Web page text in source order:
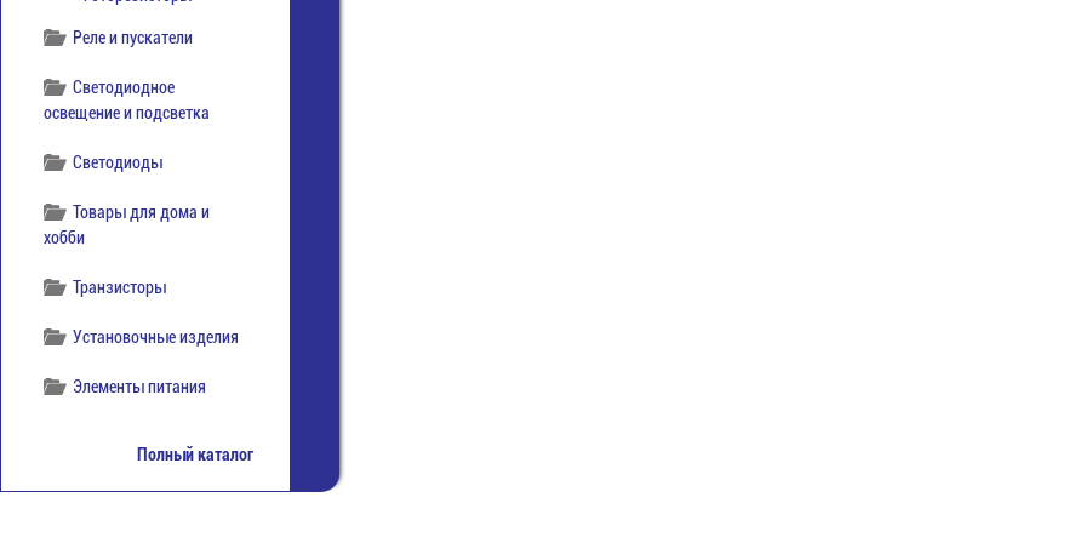
Реле и пускатели
Светодиодное
освещение и подсветка
Светодиоды
Товары для дома и
хобби
Транзисторы
Установочные изделия
Элементы питания
Полный каталог